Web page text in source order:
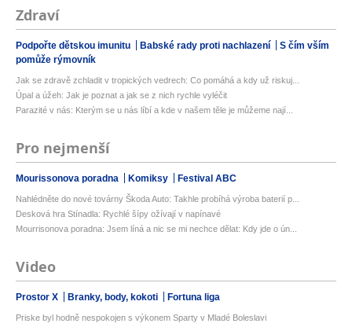
Zdraví
Podpořte dětskou imunitu Babské rady proti nachlazení
S čím vším
pomůže rýmovník
Jak se zdravě zchladit v tropických vedrech: Co pomáhá a kdy už riskuj...
Úpal a úžeh: Jak je poznat a jak se z nich rychle vyléčit
Parazité v nás: Kterým se u nás líbí a kde v našem těle je můžeme nají...
Pro nejmenší
Mourissonova poradna Komiksy Festival ABC
Nahlédněte do nové továrny Škoda Auto: Takhle probíhá výroba baterií p...
Desková hra Stínadla: Rychlé šípy ožívají v napínavé
Mourrisonova poradna: Jsem líná a nic se mi nechce dělat: Kdy jde o ún...
Video
Prostor X Branky, body, kokoti Fortuna liga
Priske byl hodně nespokojen s výkonem Sparty v Mladé Boleslavi